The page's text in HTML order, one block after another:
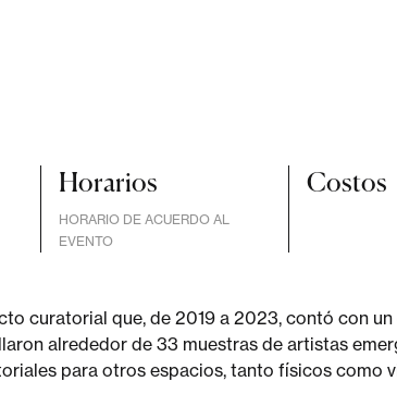
Horarios
HORARIO DE ACUERDO AL
EVENTO
Costos
curatorial que, de 2019 a 2023, contó con
alrededor de 33 muestras de artistas
para otros espacios, tanto físicos como